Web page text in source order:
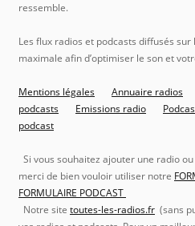
ressemble.
Les flux radios et podcasts diffusés
maximale afin d’optimiser le son et
Mentions légales Annuaire radios
podcasts
Emissions radio
podcast
Si vous souhaitez ajouter une radio
merci de bien vouloir utiliser notre
FORMULAIRE PODCAST
Notre site toutes-les-radios.fr (sans